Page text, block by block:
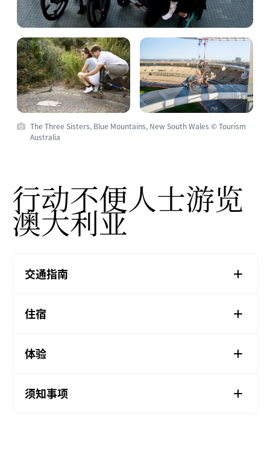
The Three Sisters, Blue Mountains, New South Wales © Tourism
Australia
行动不便人士游览
澳大利亚
交通指南
住宿
体验
须知事项